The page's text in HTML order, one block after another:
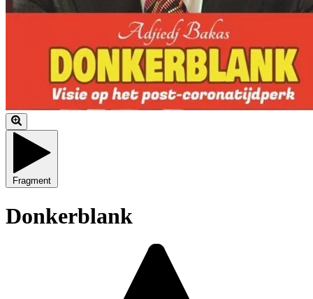
Fragment
Donkerblank